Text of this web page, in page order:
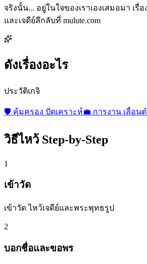
จริงนั้น... อยู่ในใจของเราเองเสมอมา เรื่
และเจดีย์ลึกลับที่ mulute.com
ดังเรื่องอะไร
ประวัติเกจิ
🛡️ คุ้มครอง ปัดเคราะห์💼 การงาน เลื่อน
วิธีไหว้ Step-by-Step
1
เข้าวัด
เข้าวัด ไหว้เจดีย์และพระพุทธรูป
2
บอกชื่อและขอพร